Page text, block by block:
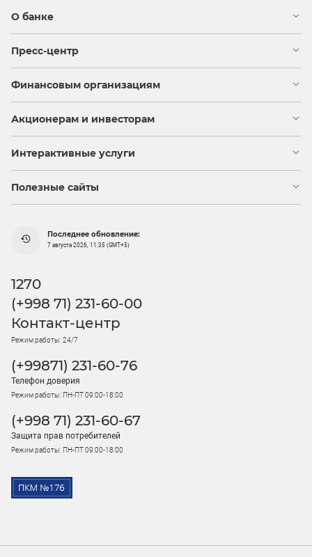
О банке
Пресс-центр
Финансовым организациям
Акционерам и инвесторам
Интерактивные услуги
Полезные сайты
Последнее обновление:
7 августа 2026, 11:35 (GMT+5)
1270
(+998 71) 231-60-00
Контакт-центр
Режим работы: 24/7
(+99871) 231-60-76
Телефон доверия
Режим работы: ПН-ПТ 09:00-18:00
(+998 71) 231-60-67
Защита прав потребителей
Режим работы: ПН-ПТ 09:00-18:00